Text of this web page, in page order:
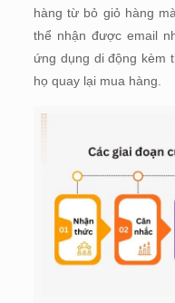
hàng từ bỏ giỏ hàng
thể nhận được email
ứng dụng di động kèm
họ quay lại mua hàng.